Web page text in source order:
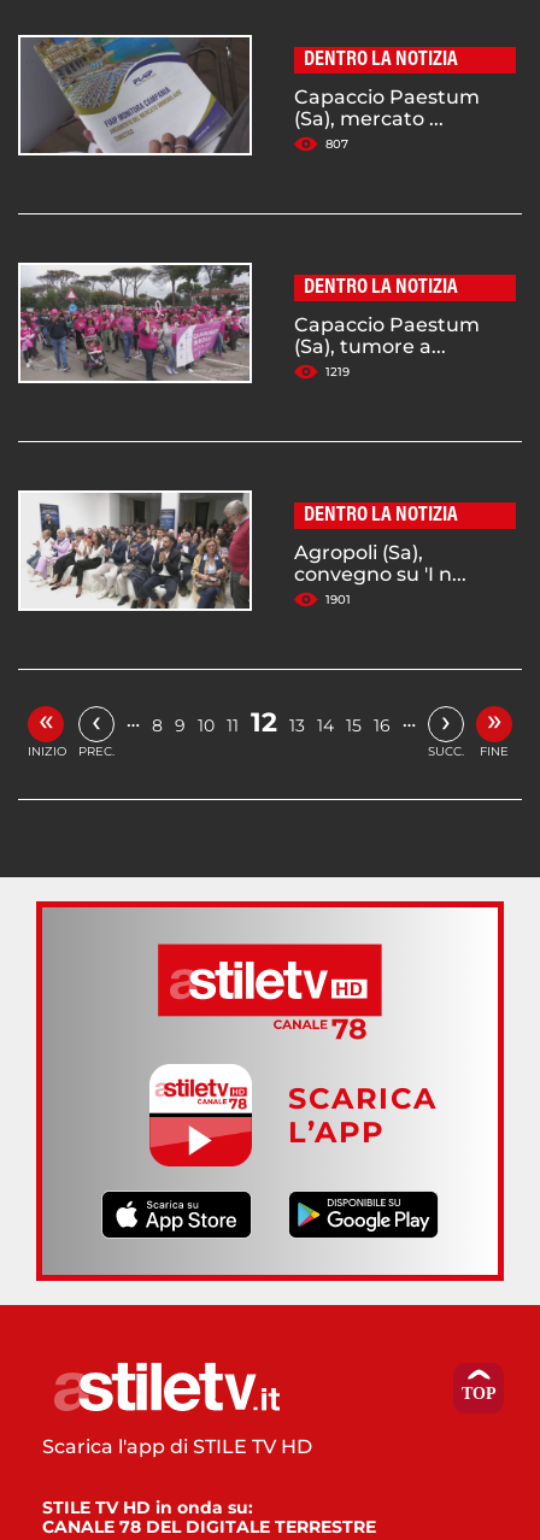
DENTRO LA NOTIZIA
Capaccio Paestum
(Sa), mercato ...
807
DENTRO LA NOTIZIA
Capaccio Paestum
(Sa), tumore a...
1219
DENTRO LA NOTIZIA
Agropoli (Sa),
convegno su 'I n...
1901
«
INIZIO
‹
PREC.
… 8 9 10 11 12 13 14 15 16 … ›
SUCC.
»
FINE
SCARICA
L’APP
Scarica l'app di STILE TV HD
STILE TV HD in onda su:
CANALE 78 DEL DIGITALE TERRESTRE